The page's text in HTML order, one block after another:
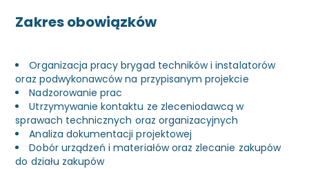
Zakres obowiązków
Organizacja pracy brygad techników i instalatorów
oraz podwykonawców na przypisanym projekcie
Nadzorowanie prac
Utrzymywanie kontaktu ze zleceniodawcą w
sprawach technicznych oraz organizacyjnych
Analiza dokumentacji projektowej
Dobór urządzeń i materiałów oraz zlecanie zakupów
do działu zakupów